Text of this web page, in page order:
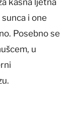
kasna ljetna
i one
Posebno se
u